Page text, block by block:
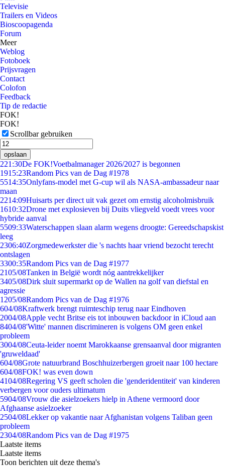
Televisie
Trailers en Videos
Bioscoopagenda
Forum
Meer
Weblog
Fotoboek
Prijsvragen
Contact
Colofon
Feedback
Tip de redactie
FOK!
FOK!
Scrollbar gebruiken
opslaan
221:30De FOK!Voetbalmanager 2026/2027 is begonnen
1915:23Random Pics van de Dag #1978
5514:35Onlyfans-model met G-cup wil als NASA-ambassadeur naar
maan
2214:09Huisarts per direct uit vak gezet om ernstig alcoholmisbruik
1610:32Drone met explosieven bij Duits vliegveld voedt vrees voor
hybride aanval
5509:33Waterschappen slaan alarm wegens droogte: Gereedschapskist
leeg
2306:40Zorgmedewerkster die 's nachts haar vriend bezocht terecht
ontslagen
3300:35Random Pics van de Dag #1977
2105/08Tanken in België wordt nóg aantrekkelijker
3405/08Dirk sluit supermarkt op de Wallen na golf van diefstal en
agressie
1205/08Random Pics van de Dag #1976
604/08Kraftwerk brengt ruimteschip terug naar Eindhoven
2004/08Apple vecht Britse eis tot inbouwen backdoor in iCloud aan
8404/08'Witte' mannen discrimineren is volgens OM geen enkel
probleem
3004/08Ceuta-leider noemt Marokkaanse grensaanval door migranten
'gruweldaad'
604/08Grote natuurbrand Boschhuizerbergen groeit naar 100 hectare
604/08FOK! was even down
4104/08Regering VS geeft scholen die 'genderidentiteit' van kinderen
verbergen voor ouders ultimatum
5904/08Vrouw die asielzoekers hielp in Athene vermoord door
Afghaanse asielzoeker
2504/08Lekker op vakantie naar Afghanistan volgens Taliban geen
probleem
2304/08Random Pics van de Dag #1975
Laatste items
Laatste items
Toon berichten uit deze thema's